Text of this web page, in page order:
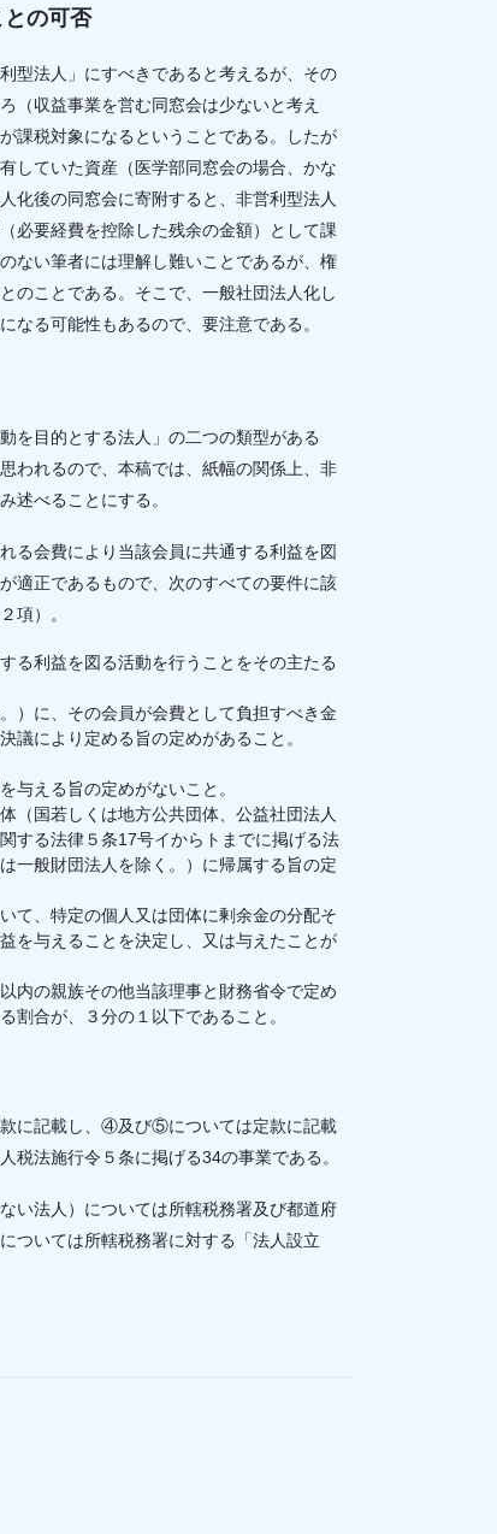
の可否
型法人」にすべきであると考えるが、その
（収益事業を営む同窓会は少ないと考え
課税対象になるということである。したが
していた資産（医学部同窓会の場合、かな
化後の同窓会に寄附すると、非営利型法人
必要経費を控除した残余の金額）として課
ない筆者には理解し難いことであるが、権
のことである。そこで、一般社団法人化し
なる可能性もあるので、要注意である。
を目的とする法人」の二つの類型がある
われるので、本稿では、紙幅の関係上、非
述べることにする。
る会費により当該会員に共通する利益を図
適正であるもので、次のすべての要件に該
項）。
利益を図る活動を行うことをその主たる
に、その会員が会費として負担すべき金
議により定める旨の定めがあること。
える旨の定めがないこと。
国若しくは地方公共団体、公益社団法人
する法律５条17号イからトまでに掲げる法
一般財団法人を除く。）に帰属する旨の定
、特定の個人又は団体に剰余金の分配そ
を与えることを決定し、又は与えたことが
の親族その他当該理事と財務省令で定め
割合が、３分の１以下であること。
に記載し、④及び⑤については定款に記載
法施行令５条に掲げる34の事業である。
い法人）については所轄税務署及び都道府
ついては所轄税務署に対する「法人設立